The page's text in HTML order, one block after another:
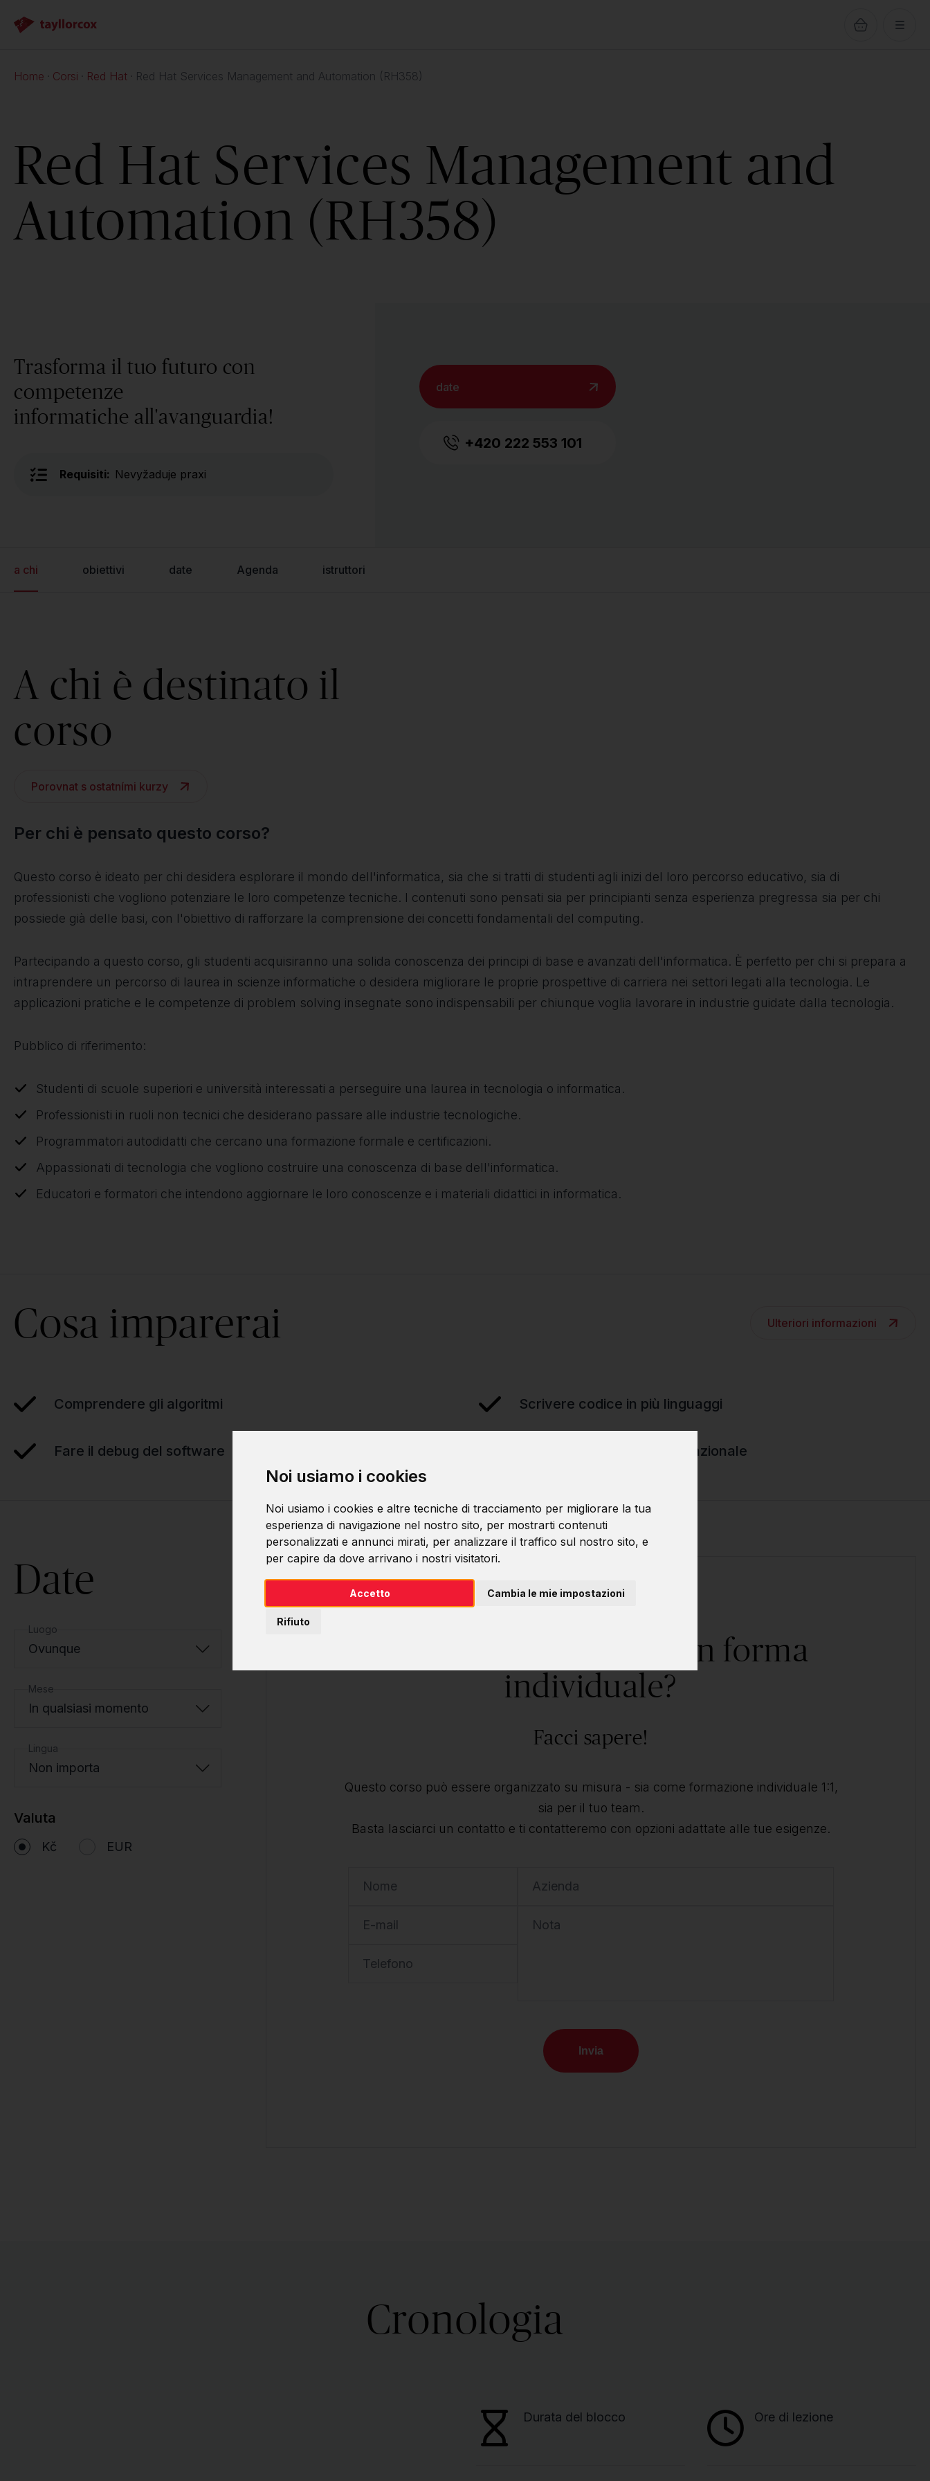
Noi usiamo i cookies
Noi usiamo i cookies e altre tecniche di tracciamento per migliorare la tua
esperienza di navigazione nel nostro sito, per mostrarti contenuti
personalizzati e annunci mirati, per analizzare il traffico sul nostro sito, e
per capire da dove arrivano i nostri visitatori.
Accetto
Rifiuto
Cambia le mie impostazioni
Home Corsi Red Hat Red Hat Services Management and Automation (RH358)
Red Hat Services Management and
Automation (RH358)
Trasforma il tuo futuro con
competenze
informatiche all'avanguardia!
Requisiti: Nevyžaduje praxi
date
+420 222 553 101
a chi obiettivi date Agenda istruttori
A chi è destinato il
corso
Porovnat s ostatními kurzy
Per chi è pensato questo corso?
Questo corso è ideato per chi desidera esplorare il mondo dell'informatica, sia che si tratti di studenti agli inizi del loro percorso educativo, sia di
professionisti che vogliono potenziare le loro competenze tecniche. I contenuti sono pensati sia per principianti senza esperienza pregressa sia per chi
possiede già delle basi, con l'obiettivo di rafforzare la comprensione dei concetti fondamentali del computing.
Partecipando a questo corso, gli studenti acquisiranno una solida conoscenza dei principi di base e avanzati dell'informatica. È perfetto per chi si prepara a
intraprendere un percorso di laurea in scienze informatiche o desidera migliorare le proprie prospettive di carriera nei settori legati alla tecnologia. Le
applicazioni pratiche e le competenze di problem solving insegnate sono indispensabili per chiunque voglia lavorare in industrie guidate dalla tecnologia.
Pubblico di riferimento:
Studenti di scuole superiori e università interessati a perseguire una laurea in tecnologia o informatica.
Professionisti in ruoli non tecnici che desiderano passare alle industrie tecnologiche.
Programmatori autodidatti che cercano una formazione formale e certificazioni.
Appassionati di tecnologia che vogliono costruire una conoscenza di base dell'informatica.
Educatori e formatori che intendono aggiornare le loro conoscenze e i materiali didattici in informatica.
Cosa imparerai Ulteriori informazioni
Comprendere gli algoritmi Scrivere codice in più linguaggi
Fare il debug del software Applicare la teoria computazionale
Date
Luogo
Ovunque
Mese
In qualsiasi momento
Lingua
Non importa
Valuta
Kč EUR
Desideri questo corso in forma
individuale?
Facci sapere!
Questo corso può essere organizzato su misura - sia come formazione individuale 1:1,
sia per il tuo team.
Basta lasciarci un contatto e ti contatteremo con opzioni adattate alle tue esigenze.
Nome
E-mail
Telefono
Azienda
Nota
Invia
Cronologia
Durata del blocco Ore di lezione